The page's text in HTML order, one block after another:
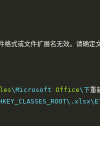
格式或文件扩展名无效。请确定
\Microsoft Office\下重
\ .xlsx\